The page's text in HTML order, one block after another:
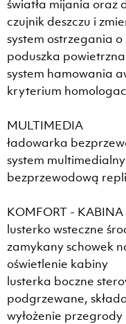
światła mijania oraz
czujnik deszczu i
system ostrzegania
poduszka
system hamowania
kryterium
MULTIMEDIA
ładowarka
system
bezprzewodową
KOMFORT -
lusterko wsteczne
zamykany schowek
oświetlenie kabiny
lusterka boczne
podgrzewane,
wyłożenie